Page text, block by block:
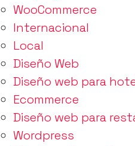
WooCommerce
Internacional
Local
Diseño Web
Diseño web para
Ecommerce
Diseño web para
Wordpress